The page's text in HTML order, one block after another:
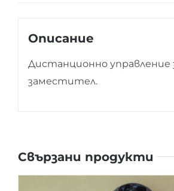
Описание
Дистанционно управление
заместител.
Свързани продукти